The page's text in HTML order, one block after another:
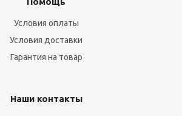
Условия оплаты
Условия доставки
Гарантия на товар
Наши контакты